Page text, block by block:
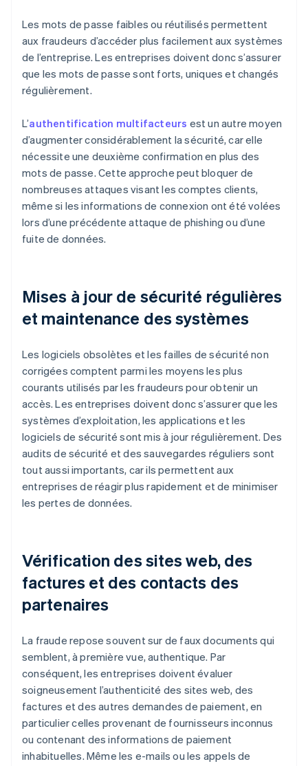
Les mots de passe faibles ou réutilisés permettent
aux fraudeurs d’accéder plus facilement aux systèmes
de l’entreprise. Les entreprises doivent donc s’assurer
que les mots de passe sont forts, uniques et changés
régulièrement.
L’authentification multifacteurs est un autre moyen
d’augmenter considérablement la sécurité, car elle
nécessite une deuxième confirmation en plus des
mots de passe. Cette approche peut bloquer de
nombreuses attaques visant les comptes clients,
même si les informations de connexion ont été volées
lors d’une précédente attaque de phishing ou d’une
fuite de données.
Mises à jour de sécurité régulières
et maintenance des systèmes
Les logiciels obsolètes et les failles de sécurité non
corrigées comptent parmi les moyens les plus
courants utilisés par les fraudeurs pour obtenir un
accès. Les entreprises doivent donc s’assurer que les
systèmes d’exploitation, les applications et les
logiciels de sécurité sont mis à jour régulièrement. Des
audits de sécurité et des sauvegardes réguliers sont
tout aussi importants, car ils permettent aux
entreprises de réagir plus rapidement et de minimiser
les pertes de données.
Vérification des sites web, des
factures et des contacts des
partenaires
La fraude repose souvent sur de faux documents qui
semblent, à première vue, authentique. Par
conséquent, les entreprises doivent évaluer
soigneusement l’authenticité des sites web, des
factures et des autres demandes de paiement, en
particulier celles provenant de fournisseurs inconnus
ou contenant des informations de paiement
inhabituelles. Même les e-mails ou les appels de